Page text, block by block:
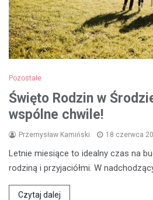
Pozostałe
Święto Rodzin w
wspólne chwile!
Przemysław Kamiński 18 czerwca
Letnie miesiące to idealny czas na
rodziną i przyjaciółmi. W
Czytaj dalej